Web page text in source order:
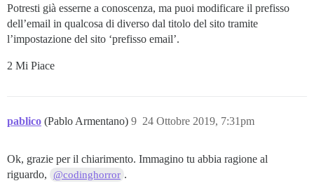
Potresti già esserne a conoscenza, ma puoi modificare il prefisso
dell’email in qualcosa di diverso dal titolo del sito tramite
l’impostazione del sito ‘prefisso email’.
2 Mi Piace
pablico (Pablo Armentano) 24 Ottobre 2019, 7:31pm
9
Ok, grazie per il chiarimento. Immagino tu abbia ragione al
riguardo,
@codinghorror .